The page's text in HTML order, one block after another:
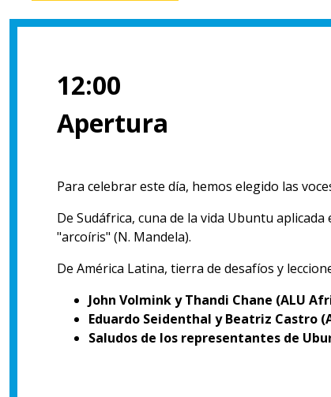
12:00
Apertura
Para celebrar este día, hemos elegido las
De Sudáfrica, cuna de la vida Ubuntu
"arcoíris" (N. Mandela).
De América Latina, tierra de desafíos y
John Volmink y Thandi Chane (ALU
Eduardo Seidenthal y Beatriz Castro
Saludos de los representantes de